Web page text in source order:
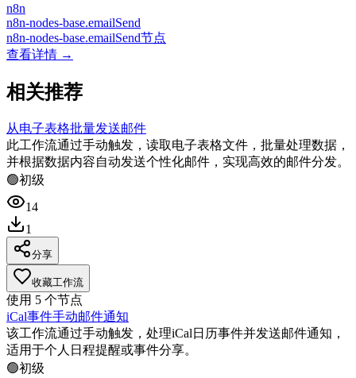
n8n
n8n-nodes-base.emailSend
n8n-nodes-base.emailSend节点
查看详情 →
相关推荐
从电子表格批量发送邮件
此工作流通过手动触发，读取电子表格文件，批量处理数据，
并根据数据内容自动发送个性化邮件，实现高效的邮件分发。
🟢初级
14
1
分享
收藏工作流
使用 5 个节点
iCal事件手动邮件通知
该工作流通过手动触发，处理iCal日历事件并发送邮件通知，
适用于个人日程提醒或事件分享。
🟢初级